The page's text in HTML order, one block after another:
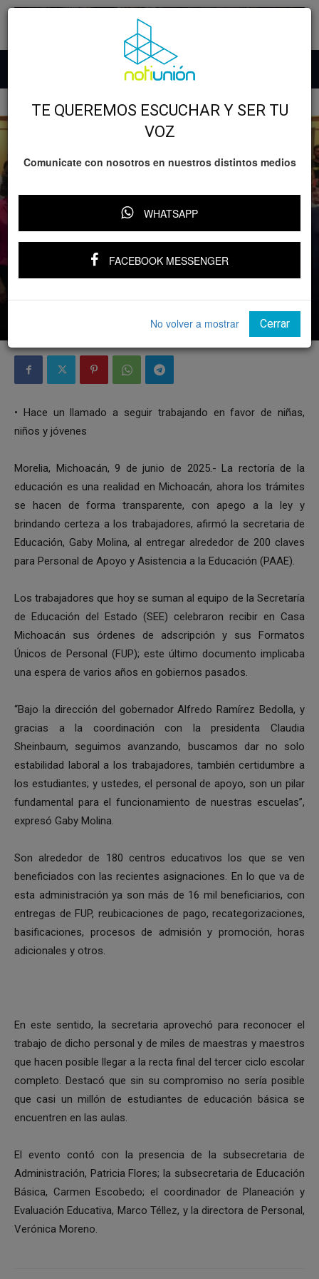
Desarrollo Educación
Educación
Gaby Molina fortalece labor en escuelas
• Hace un llamado a seguir trabajando en favor de niñas,
niños y jóvenes
Morelia, Michoacán, 9 de junio de 2025.- La rectoría de la
educación es una realidad en Michoacán, ahora los trámites
se hacen de forma transparente, con apego a la ley y
brindando certeza a los trabajadores, afirmó la secretaria de
Educación, Gaby Molina, al entregar alrededor de 200 claves
para Personal de Apoyo y Asistencia a la Educación (PAAE).
Los trabajadores que hoy se suman al equipo de la Secretaría
de Educación del Estado (SEE) celebraron recibir en Casa
Michoacán sus órdenes de adscripción y sus Formatos
Únicos de Personal (FUP); este último documento implicaba
una espera de varios años en gobiernos pasados.
“Bajo la dirección del gobernador Alfredo Ramírez Bedolla, y
gracias a la coordinación con la presidenta Claudia
Sheinbaum, seguimos avanzando, buscamos dar no solo
estabilidad laboral a los trabajadores, también certidumbre a
los estudiantes; y ustedes, el personal de apoyo, son un pilar
fundamental para el funcionamiento de nuestras escuelas”,
expresó Gaby Molina.
Son alrededor de 180 centros educativos los que se ven
beneficiados con las recientes asignaciones. En lo que va de
esta administración ya son más de 16 mil beneficiarios, con
entregas de FUP, reubicaciones de pago, recategorizaciones,
basificaciones, procesos de admisión y promoción, horas
adicionales y otros.
En este sentido, la secretaria aprovechó para reconocer el
trabajo de dicho personal y de miles de maestras y maestros
que hacen posible llegar a la recta final del tercer ciclo escolar
completo. Destacó que sin su compromiso no sería posible
que casi un millón de estudiantes de educación básica se
encuentren en las aulas.
El evento contó con la presencia de la subsecretaria de
Administración, Patricia Flores; la subsecretaria de Educación
Básica, Carmen Escobedo; el coordinador de Planeación y
Evaluación Educativa, Marco Téllez, y la directora de Personal,
Verónica Moreno.
TE QUEREMOS ESCUCHAR Y SER TU
VOZ
Comunicate con nosotros en nuestros distintos medios
WHATSAPP
FACEBOOK MESSENGER
No volver a mostrar Cerrar